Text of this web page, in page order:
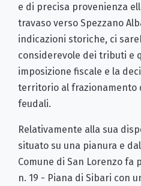
e di precisa provenienza
travaso verso Spezzano
indicazioni storiche, ci
considerevole dei tributi e
imposizione fiscale e la
territorio al frazionamento
feudali.
Relativamente alla sua
situato su una pianura e
Comune di San Lorenzo fa
n. 19 - Piana di Sibari con